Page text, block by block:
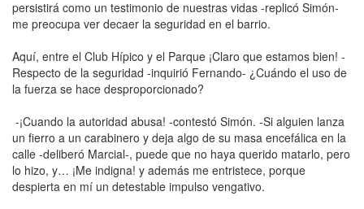
persistirá como un testimonio de nuestras vidas -replicó Simón-
me preocupa ver decaer la seguridad en el barrio.
Aquí, entre el Club Hípico y el Parque ¡Claro que estamos bien! -
Respecto de la seguridad -inquirió Fernando- ¿Cuándo el uso de
la fuerza se hace desproporcionado?
-¡Cuando la autoridad abusa! -contestó Simón. -Si alguien lanza
un fierro a un carabinero y deja algo de su masa encefálica en la
calle -deliberó Marcial-, puede que no haya querido matarlo, pero
lo hizo, y… ¡Me indigna! y además me entristece, porque
despierta en mí un detestable impulso vengativo.